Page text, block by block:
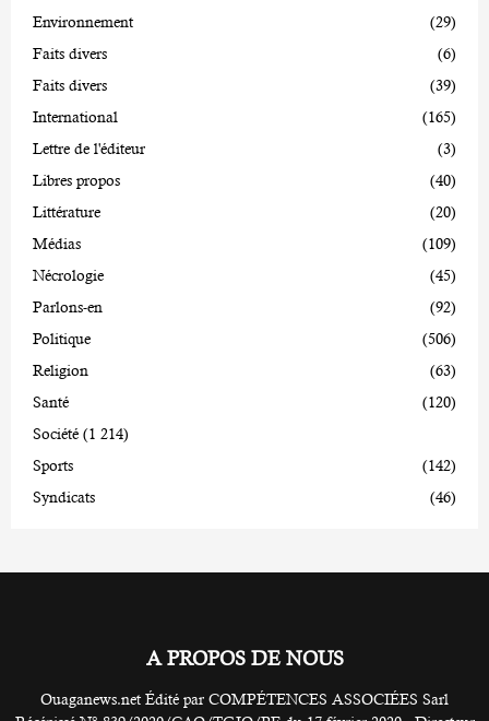
Environnement
(29)
Faits divers
(6)
Faits divers
(39)
International
(165)
Lettre de l'éditeur
(3)
Libres propos
(40)
Littérature
(20)
Médias
(109)
Nécrologie
(45)
Parlons-en
(92)
Politique
(506)
Religion
(63)
Santé
(120)
Société (1 214)
Sports
(142)
Syndicats
(46)
A PROPOS DE NOUS
Ouaganews.net Édité par COMPÉTENCES ASSOCIÉES Sarl